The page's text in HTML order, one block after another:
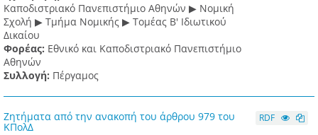
Καποδιστριακό Πανεπιστήμιο Αθηνών ▶ Νομική
Σχολή ▶ Τμήμα Νομικής ▶ Τομέας Β' Ιδιωτικού
Δικαίου
Φορέας: Εθνικό και Καποδιστριακό Πανεπιστήμιο
Αθηνών
Συλλογή: Πέργαμος
Ζητήματα από την ανακοπή του άρθρου 979 του
ΚΠολΔ
RDF